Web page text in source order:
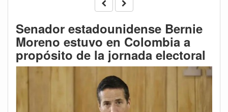
Senador estadounidense Bernie
Moreno estuvo en Colombia a
propósito de la jornada electoral